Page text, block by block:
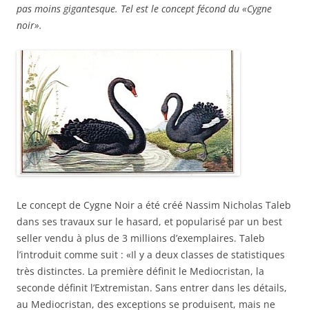
pas moins gigantesque. Tel est le concept fécond du «Cygne
noir».
Le concept de Cygne Noir a été créé Nassim Nicholas Taleb
dans ses travaux sur le hasard, et popularisé par un best
seller vendu à plus de 3 millions d’exemplaires. Taleb
l’introduit comme suit : «Il y a deux classes de statistiques
très distinctes. La première définit le Mediocristan, la
seconde définit l’Extremistan. Sans entrer dans les détails,
au Mediocristan, des exceptions se produisent, mais ne